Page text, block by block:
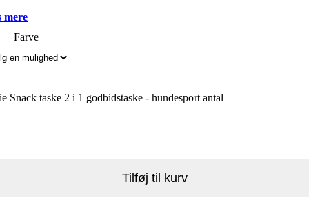
mere
Farve
Snack taske 2 i 1 godbidstaske - hundesport antal
Tilføj til kurv